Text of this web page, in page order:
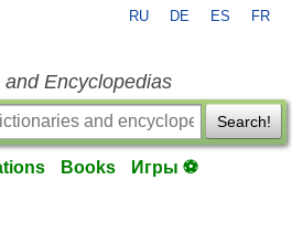
RU DE ES FR
Encyclopedias
Search!
Books Игры ⚽